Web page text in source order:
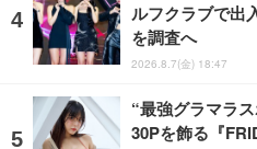
ルフクラブで出
を調査へ
2026.8.7(金) 18:47
“最強グラマラ
30Pを飾る『